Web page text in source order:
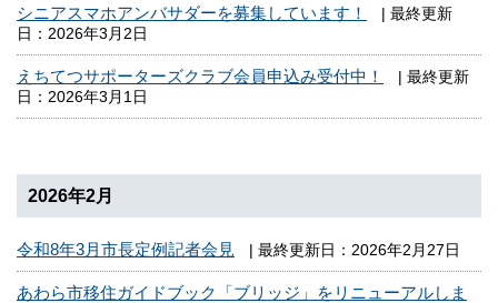
シニアスマホアンバサダーを募集しています！
| 最終更新
日：2026年3月2日
えちてつサポーターズクラブ会員申込み受付中！
| 最終更新
日：2026年3月1日
2026年2月
令和8年3月市長定例記者会見 | 最終更新日：2026年2月27日
あわら市移住ガイドブック「ブリッジ」をリニューアルしま